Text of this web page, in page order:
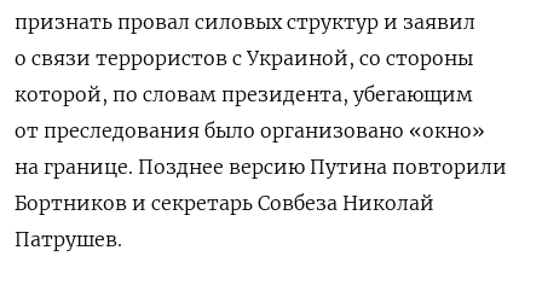
признать провал силовых структур и заявил
о связи террористов с Украиной, со стороны
которой, по словам президента, убегающим
от преследования было организовано «окно»
на границе. Позднее версию Путина повторили
Бортников и секретарь Совбеза Николай
Патрушев.